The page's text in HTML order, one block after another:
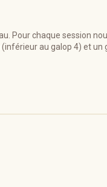
Pour chaque session
au galop 4) et un